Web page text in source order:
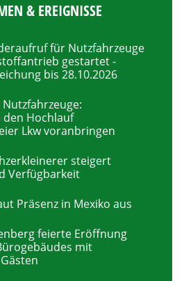
& EREIGNISSE
für Nutzfahrzeuge
gestartet -
bis 28.10.2026
den Hochlauf
Lkw voranbringen
steigert
Verfügbarkeit
Präsenz in Mexiko aus
feierte Eröffnung
mit